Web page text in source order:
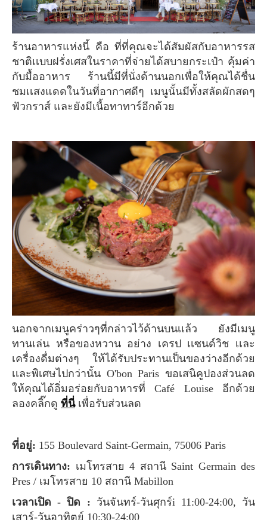
ร้านอาหารแห่งนี้ คือ ที่ที่คุณจะได้สัมผัสกับอาหารรส
ชาติเเบบฝรั่งเศสในราคาที่จ่ายได้สบายกระเป๋า คุ้มค่า
กับมื้ออาหาร ร้านนี้มีที่นั่งด้านนอกเพื่อให้คุณได้ชื่น
ชมเเสงแดดในวันที่อากาศดีๆ เมนูนั้นมีทั้งสลัดผักสดๆ
ฟัวกราส์ และยังมีเนื้อทาทาร์อีกด้วย
นอกจากเมนูคร่าวๆที่กล่าวไว้ด้านบนเเล้ว ยังมีเมนู
ทานเล่น หรือของหวาน อย่าง เครป เเซนด์วิช เเละ
เครื่องดื่มต่างๆ ให้ได้รับประทานเป็นของว่างอีกด้วย
เเละพิเศษไปกว่านั้น O'bon Paris ขอเสนิคูปองส่วนลด
ให้คุณได้อิ่มอร่อยกับอาหารที่ Café Louise อีกด้วย
ลองคลิ๊กดู ที่นี่เพื่อรับส่วนลด
ที่อยู่: 155 Boulevard Saint-Germain, 75006 Paris
การเดินทาง: เมโทรสาย 4 สถานี Saint Germain des
Pres / เมโทรสาย 10 สถานี Mabillon
เวลาเปิด - ปิด : วันจันทร์-วันศุกร์i 11:00-24:00, วัน
เสาร์-วันอาทิตย์ 10:30-24:00